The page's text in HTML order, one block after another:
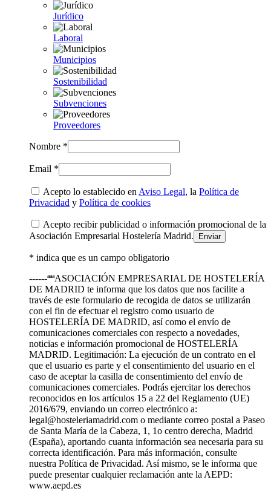
Jurídico
Laboral
Municipios
Sostenibilidad
Subvenciones
Proveedores
Nombre *
Email *
Acepto lo establecido en Aviso Legal, la Política de
Privacidad y Política de cookies
Acepto recibir publicidad o información promocional de la
Asociación Empresarial Hostelería Madrid.
* indica que es un campo obligatorio
------ªªªASOCIACIÓN EMPRESARIAL DE HOSTELERÍA
DE MADRID te informa que los datos que nos facilite a
través de este formulario de recogida de datos se utilizarán
con el fin de efectuar el registro como usuario de
HOSTELERÍA DE MADRID, así como el envío de
comunicaciones comerciales con respecto a novedades,
noticias e información promocional de HOSTELERÍA
MADRID. Legitimación: La ejecución de un contrato en el
que el usuario es parte y el consentimiento del usuario en el
caso de aceptar la casilla de consentimiento del envío de
comunicaciones comerciales. Podrás ejercitar los derechos
reconocidos en los artículos 15 a 22 del Reglamento (UE)
2016/679, enviando un correo electrónico a:
legal@hosteleriamadrid.com o mediante correo postal a Paseo
de Santa María de la Cabeza, 1, 1o centro derecha, Madrid
(España), aportando cuanta información sea necesaria para su
correcta identificación. Para más información, consulte
nuestra Política de Privacidad. Así mismo, se le informa que
puede presentar cualquier reclamación ante la AEPD:
www.aepd.es